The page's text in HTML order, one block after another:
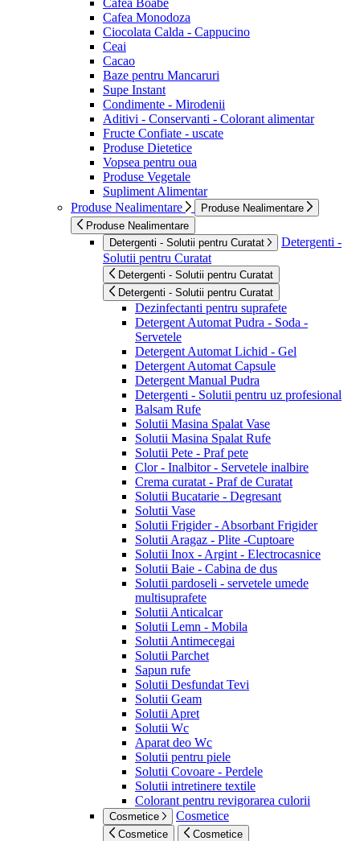
Cafea Monodoza
Ciocolata Calda - Cappucino
Ceai
Cacao
Baze pentru Mancaruri
Supe Instant
Condimente - Mirodenii
Aditivi - Conservanti - Colorant alimentar
Fructe Confiate - uscate
Produse Dietetice
Vopsea pentru oua
Produse Vegetale
Supliment Alimentar
Produse Nealimentare
Produse Nealimentare
Produse Nealimentare
Detergenti - Solutii pentru Curatat
Detergenti -
Solutii pentru Curatat
Detergenti - Solutii pentru Curatat
Detergenti - Solutii pentru Curatat
Dezinfectanti pentru suprafete
Detergent Automat Pudra - Soda -
Servetele
Detergent Automat Lichid - Gel
Detergent Automat Capsule
Detergent Manual Pudra
Detergenti - Solutii pentru uz profesional
Balsam Rufe
Solutii Masina Spalat Vase
Solutii Masina Spalat Rufe
Solutii Pete - Praf pete
Clor - Inalbitor - Servetele inalbire
Crema curatat - Praf de Curatat
Solutii Bucatarie - Degresant
Solutii Vase
Solutii Frigider - Absorbant Frigider
Solutii Aragaz - Plite -Cuptoare
Solutii Inox - Argint - Electrocasnice
Solutii Baie - Cabina de dus
Solutii pardoseli - servetele umede
multisuprafete
Solutii Anticalcar
Solutii Lemn - Mobila
Solutii Antimecegai
Solutii Parchet
Sapun rufe
Solutii Desfundat Tevi
Solutii Geam
Solutii Apret
Solutii Wc
Aparat deo Wc
Solutii pentru piele
Solutii Covoare - Perdele
Solutii intretinere textile
Colorant pentru revigorarea culorii
Cosmetice Cosmetice
Cosmetice Cosmetice